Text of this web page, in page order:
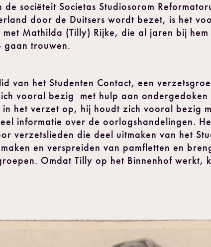
sociëteit Societas Studiosorom
door de Duitsers wordt bezet, is het
Mathilda (Tilly) Rijke, die al jaren bij
gaan trouwen.
van het Studenten Contact, een
vooral bezig met hulp aan ondergedoken
het verzet op, hij houdt zich vooral bezig
informatie over de oorlogshandelingen.
verzetslieden die deel uitmaken van het
en verspreiden van pamfletten en
Omdat Tilly op het Binnenhof werkt,